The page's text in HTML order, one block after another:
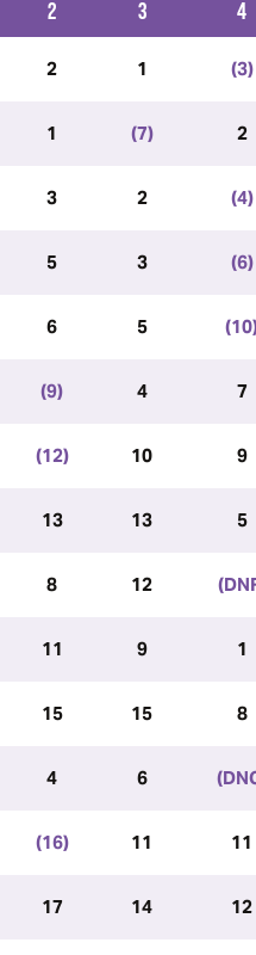
2 3 4
2 1 (3)
1 (7) 2
3 2 (4)
5 3 (6)
6 5
(9) 4 7
(12) 10 9
13 13 5
8 12
11 9 1
15 15 8
4 6
(16) 11 11
17 14 12